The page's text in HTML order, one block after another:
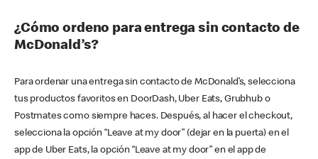
¿Cómo ordeno para entrega sin contacto de
McDonald’s?
Para ordenar una entrega sin contacto de McDonald’s, selecciona
tus productos favoritos en DoorDash, Uber Eats, Grubhub o
Postmates como siempre haces. Después, al hacer el checkout,
selecciona la opción “Leave at my door” (dejar en la puerta) en el
app de Uber Eats, la opción “Leave at my door” en el app de